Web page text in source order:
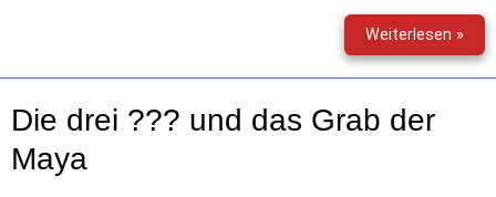
Weiterlesen »
–
Das
Die drei ??? und das Grab der
Maya